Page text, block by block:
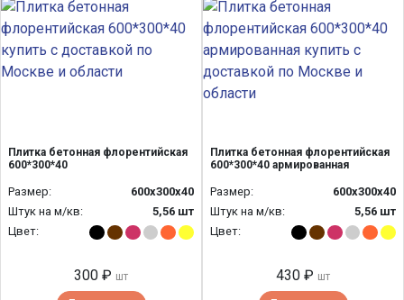
Плитка бетонная флорентийская
600*300*40
Размер:
600х300х40
Штук на м/кв:
5,56 шт
Цвет:
300 ₽ шт
Плитка бетонная флорентийская
600*300*40 армированная
Размер:
600х300х40
Штук на м/кв:
5,56 шт
Цвет:
430 ₽ шт